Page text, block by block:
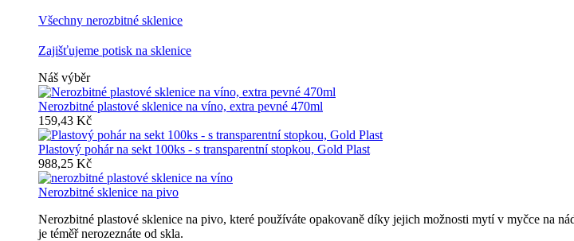
Všechny nerozbitné sklenice
Zajišťujeme potisk na sklenice
Náš výběr
Nerozbitné plastové sklenice na víno, extra pevné 470ml
159,43 Kč
Plastový pohár na sekt 100ks - s transparentní stopkou, Gold Plast
988,25 Kč
Nerozbitné sklenice na pivo
Nerozbitné plastové sklenice na pivo, které používáte opakovaně díky jejich možnosti mytí v myčce na
je téměř nerozeznáte od skla.